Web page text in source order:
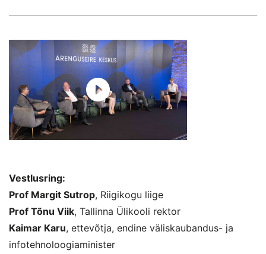
Vestlusring:
Prof Margit Sutrop, Riigikogu liige
Prof Tõnu Viik, Tallinna Ülikooli rektor
Kaimar Karu, ettevõtja, endine väliskaubandus- ja
infotehnoloogiaminister